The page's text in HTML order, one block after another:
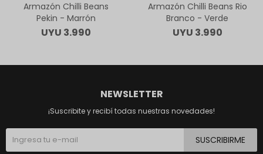
Armazón Chilli Beans
Pekin - Marrón
UYU 3.990
Armazón Chilli Beans Rio
Branco - Verde
UYU 3.990
NEWSLETTER
¡Suscribite y recibí todas nuestras novedades!
SUSCRIBIRME